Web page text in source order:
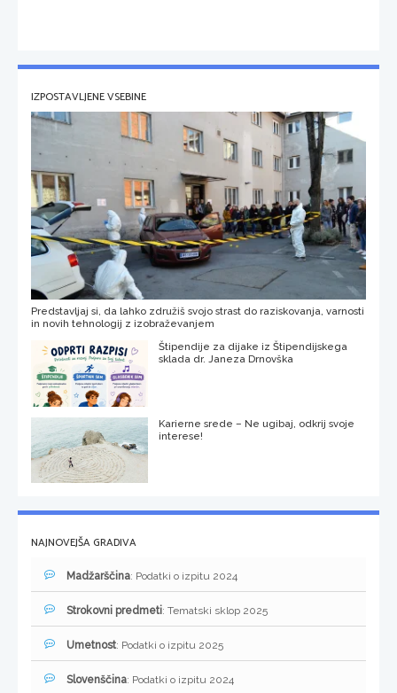
IZPOSTAVLJENE VSEBINE
Predstavljaj si, da lahko združiš svojo strast do raziskovanja, varnosti
in novih tehnologij z izobraževanjem
Štipendije za dijake iz Štipendijskega
sklada dr. Janeza Drnovška
Karierne srede – Ne ugibaj, odkrij svoje
interese!
NAJNOVEJŠA GRADIVA
Madžarščina: Podatki o izpitu 2024
Strokovni predmeti: Tematski sklop 2025
Umetnost: Podatki o izpitu 2025
Slovenščina: Podatki o izpitu 2024